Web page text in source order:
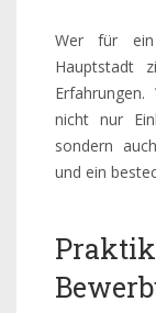
Wer für
Hauptstadt
nicht nur
sondern
und ein